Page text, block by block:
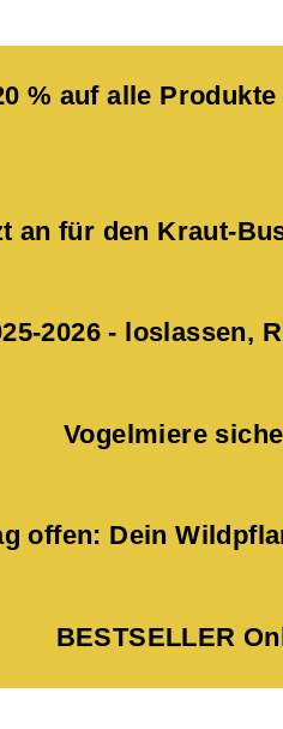
% auf alle
an für den Kraut-
2026 - loslassen,
Vogelmiere
offen: Dein
BESTSELLER